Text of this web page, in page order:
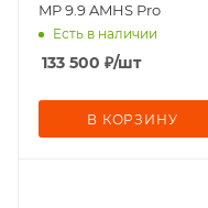
MP 9.9 AMHS Pro
Есть в наличии
133 500 ₽/шт
В КОРЗИНУ